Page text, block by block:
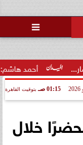

مُطالب بتطهير
01:15 صـ بتوقيت القاهرة
الغربيه.. 21 محضرًا خلال
بالشرقية: تبذل
الخدمات